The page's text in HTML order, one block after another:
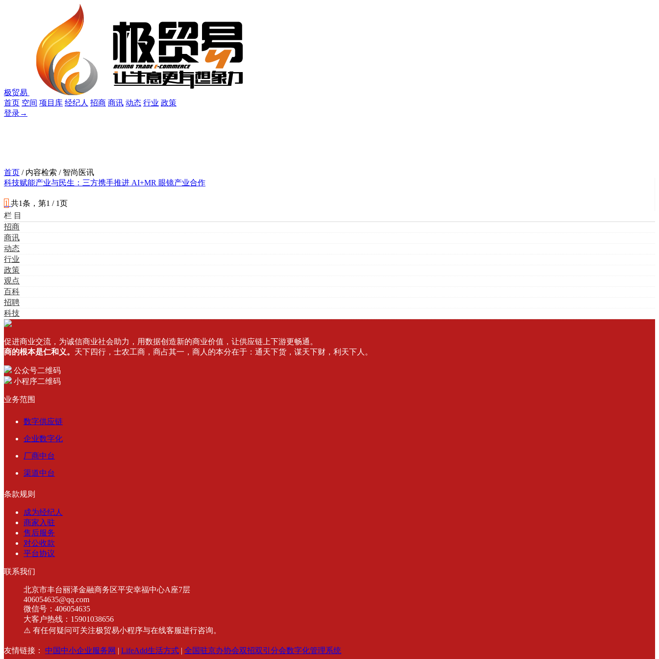
极贸易
首页 空间 项目库 经纪人 招商 商讯 动态 行业 政策
登录→
首页 / 内容检索 / 智尚医讯
科技赋能产业与民生：三方携手推进 AI+MR 眼镜产业合作
1 共1条，第1 / 1页
栏 目
招商
商讯
动态
行业
政策
观点
百科
招聘
科技
促进商业交流，为诚信商业社会助力，用数据创造新的商业价值，让供应链上下游更畅通。
商的根本是仁和义。 天下四行，士农工商，商占其一，商人的本分在于：通天下货，谋天下财，利天下人。
公众号二维码
小程序二维码
业务范围
数字供应链
企业数字化
厂商中台
渠道中台
条款规则
成为经纪人
商家入驻
售后服务
对公收款
平台协议
联系我们
北京市丰台丽泽金融商务区平安幸福中心A座7层
406054635@qq.com
微信号：406054635
大客户热线：15901038656
⚠️ 有任何疑问可关注极贸易小程序与在线客服进行咨询。
友情链接： 中国中小企业服务网 | LifeAdd生活方式 | 全国驻京办协会双招双引分会数字化管理系统